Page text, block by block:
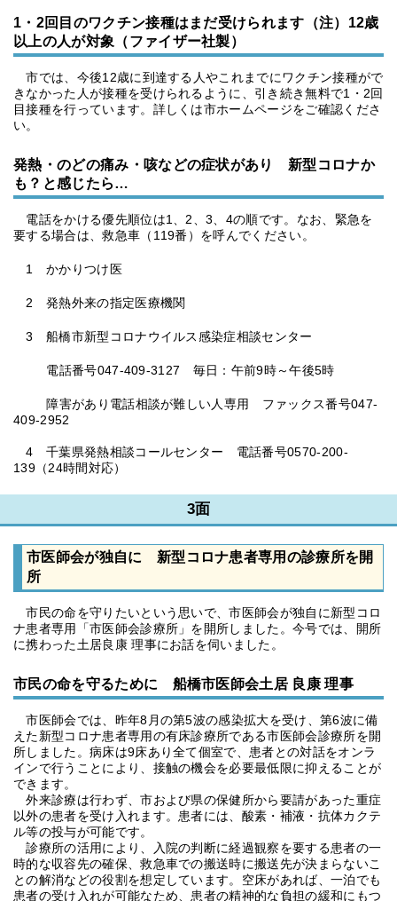
1・2回目のワクチン接種はまだ受けられます（注）12歳
以上の人が対象（ファイザー社製）
市では、今後12歳に到達する人やこれまでにワクチン接種がで
きなかった人が接種を受けられるように、引き続き無料で1・2回
目接種を行っています。詳しくは市ホームページをご確認くださ
い。
発熱・のどの痛み・咳などの症状があり 新型コロナか
も？と感じたら…
電話をかける優先順位は1、2、3、4の順です。なお、緊急を
要する場合は、救急車（119番）を呼んでください。
1 かかりつけ医
2 発熱外来の指定医療機関
3 船橋市新型コロナウイルス感染症相談センター
電話番号047-409-3127 毎日：午前9時～午後5時
障害があり電話相談が難しい人専用 ファックス番号047-
409-2952
4 千葉県発熱相談コールセンター 電話番号0570-200-
139（24時間対応）
3面
市医師会が独自に 新型コロナ患者専用の診療所を開
所
市民の命を守りたいという思いで、市医師会が独自に新型コロ
ナ患者専用「市医師会診療所」を開所しました。今号では、開所
に携わった土居良康 理事にお話を伺いました。
市民の命を守るために 船橋市医師会土居 良康 理事
市医師会では、昨年8月の第5波の感染拡大を受け、第6波に備
えた新型コロナ患者専用の有床診療所である市医師会診療所を開
所しました。病床は9床あり全て個室で、患者との対話をオンラ
インで行うことにより、接触の機会を必要最低限に抑えることが
できます。
外来診療は行わず、市および県の保健所から要請があった重症
以外の患者を受け入れます。患者には、酸素・補液・抗体カクテ
ル等の投与が可能です。
診療所の活用により、入院の判断に経過観察を要する患者の一
時的な収容先の確保、救急車での搬送時に搬送先が決まらないこ
との解消などの役割を想定しています。空床があれば、一泊でも
患者の受け入れが可能なため、患者の精神的な負担の緩和にもつ